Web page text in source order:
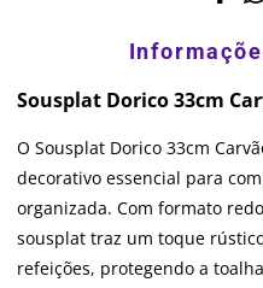
Sousplat Dorico 33cm
O Sousplat Dorico 33cm
decorativo essencial para
organizada. Com formato
sousplat traz um toque
refeições, protegendo a